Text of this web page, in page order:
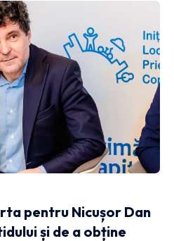
pentru Nicușor Dan
și de a obține